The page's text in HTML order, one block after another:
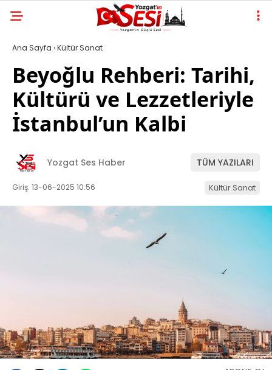
Ana Sayfa ›Kültür Sanat
Beyoğlu Rehberi: Tarihi,
Kültürü ve Lezzetleriyle
İstanbul’un Kalbi
Yozgat Ses Haber TÜM YAZILARI
Giriş: 13-06-2025 10:56 Kültür Sanat